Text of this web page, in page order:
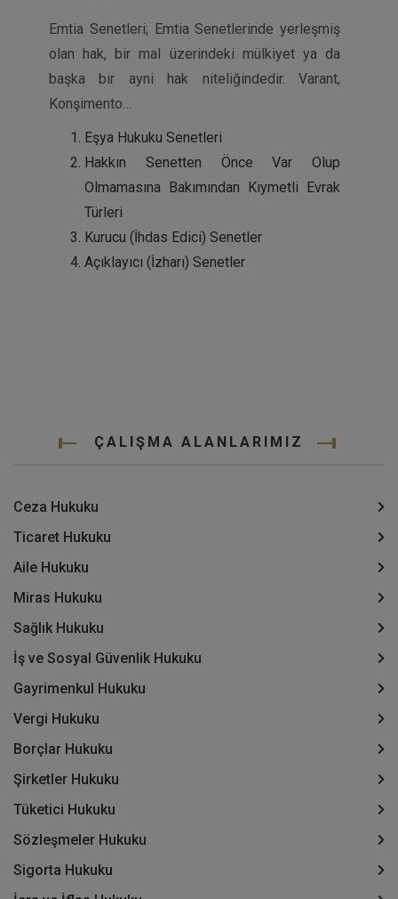
Emtia Senetleri; Emtia Senetlerinde yerleşmiş
olan hak, bir mal üzerindeki mülkiyet ya da
başka bir ayni hak niteliğindedir. Varant,
Konşimento…
Eşya Hukuku Senetleri
Hakkın Senetten Önce Var Olup
Olmamasına Bakımından Kıymetli Evrak
Türleri
Kurucu (İhdas Edici) Senetler
Açıklayıcı (İzharı) Senetler
ÇALIŞMA ALANLARIMIZ
Ceza Hukuku
Ticaret Hukuku
Aile Hukuku
Miras Hukuku
Sağlık Hukuku
İş ve Sosyal Güvenlik Hukuku
Gayrimenkul Hukuku
Vergi Hukuku
Borçlar Hukuku
Şirketler Hukuku
Tüketici Hukuku
Sözleşmeler Hukuku
Sigorta Hukuku